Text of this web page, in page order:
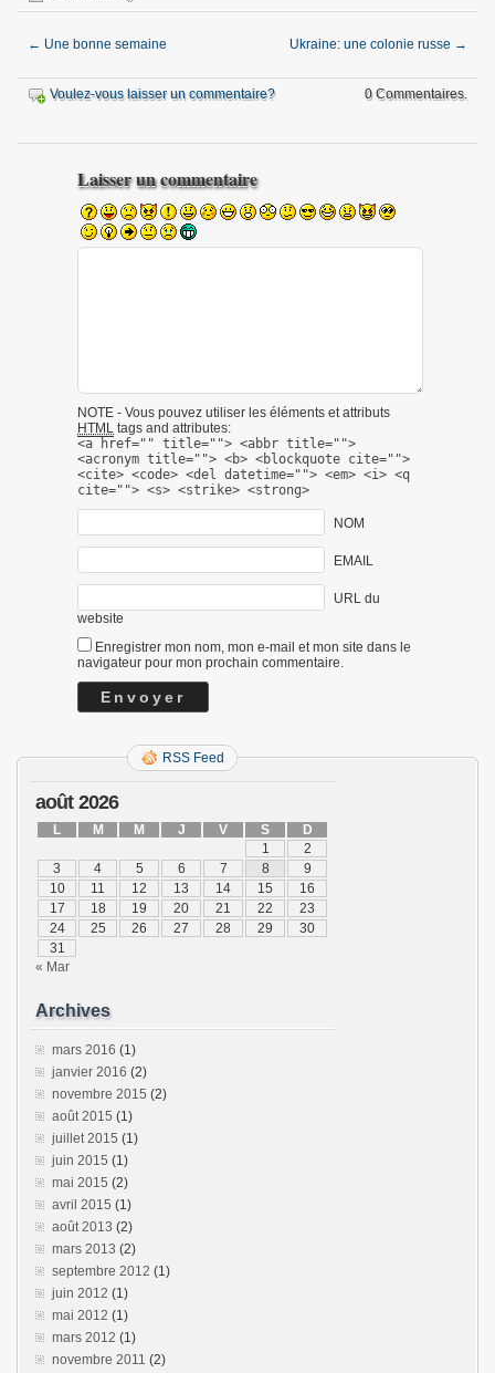
← Une bonne semaine Ukraine: une colonie russe →
Voulez-vous laisser un commentaire? 0 Commentaires.
Laisser un commentaire
NOTE - Vous pouvez utiliser les éléments et attributs
HTML tags and attributes:
<a href="" title=""> <abbr title="">
<acronym title=""> <b> <blockquote cite="">
<cite> <code> <del datetime=""> <em> <i> <q
cite=""> <s> <strike> <strong>
NOM
EMAIL
URL du
website
Enregistrer mon nom, mon e-mail et mon site dans le
navigateur pour mon prochain commentaire.
RSS Feed
août 2026
L M M J V S
D
1
2
3
4 5 6 7 8
9
10
11 12 13 14 15
16
17
18 19 20 21 22
23
24
25 26 27 28 29
30
31
« Mar
Archives
mars 2016 (1)
janvier 2016 (2)
novembre 2015 (2)
août 2015 (1)
juillet 2015 (1)
juin 2015 (1)
mai 2015 (2)
avril 2015 (1)
août 2013 (2)
mars 2013 (2)
septembre 2012 (1)
juin 2012 (1)
mai 2012 (1)
mars 2012 (1)
novembre 2011 (2)